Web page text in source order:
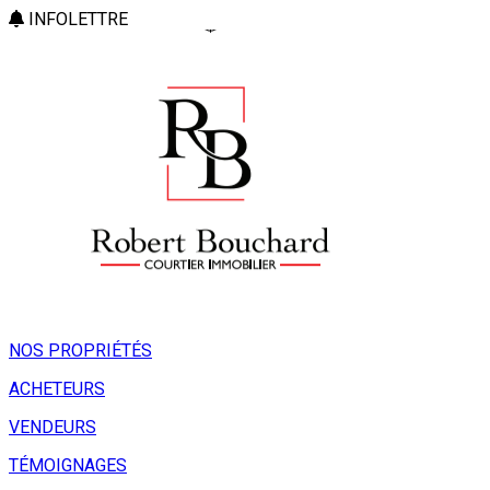
INFOLETTRE
NOS PROPRIÉTÉS
ACHETEURS
VENDEURS
TÉMOIGNAGES